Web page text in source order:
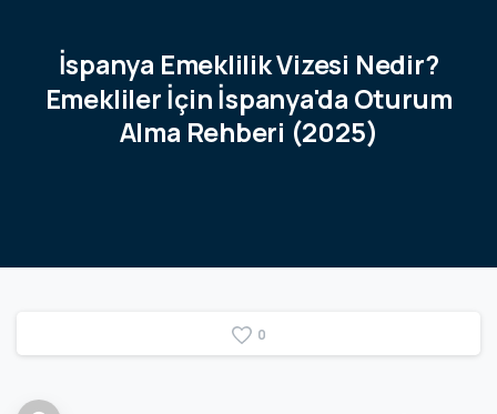
İspanya EmeklilikVizesi Nedir?
Emeklilerİçinİspanya'da Oturum
Alma Rehberi (2025)
0